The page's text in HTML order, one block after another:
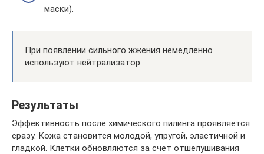
маски).
При появлении сильного жжения немедленно
используют нейтрализатор.
Результаты
Эффективность после химического пилинга проявляется
сразу. Кожа становится молодой, упругой, эластичной и
гладкой. Клетки обновляются за счет отшелушивания